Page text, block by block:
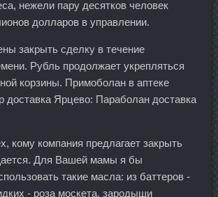
нежели пару десятков человек
долларов в управлении.
закрыть сделку в течение
Рубль продолжает укрепляться
корзины. Примоболан в аптеке
доставка Ярцево: Параболан доставка
кому компания предлагает закрыть
Для Вашей мамы я бы
такие масла: из баттеров -
- роза москета, зародыши